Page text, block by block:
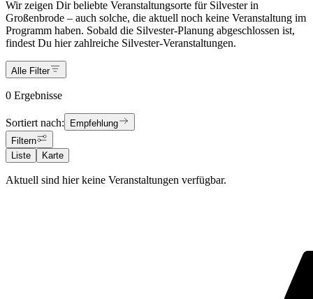
Wir zeigen Dir beliebte Veranstaltungsorte für Silvester in
Großenbrode – auch solche, die aktuell noch keine Veranstaltung im
Programm haben. Sobald die Silvester-Planung abgeschlossen ist,
findest Du hier zahlreiche Silvester-Veranstaltungen.
Alle Filter
0 Ergebnisse
Sortiert nach:
Empfehlung
Filtern
Liste
Karte
Aktuell sind hier keine Veranstaltungen verfügbar.